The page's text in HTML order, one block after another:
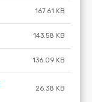
167.61 KB
143.58 KB
136.09 KB
26.38 KB